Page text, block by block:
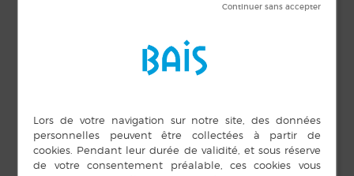
DÉTAILS
Date :
ORGANISATEUR
MAIRIE DE BAIS